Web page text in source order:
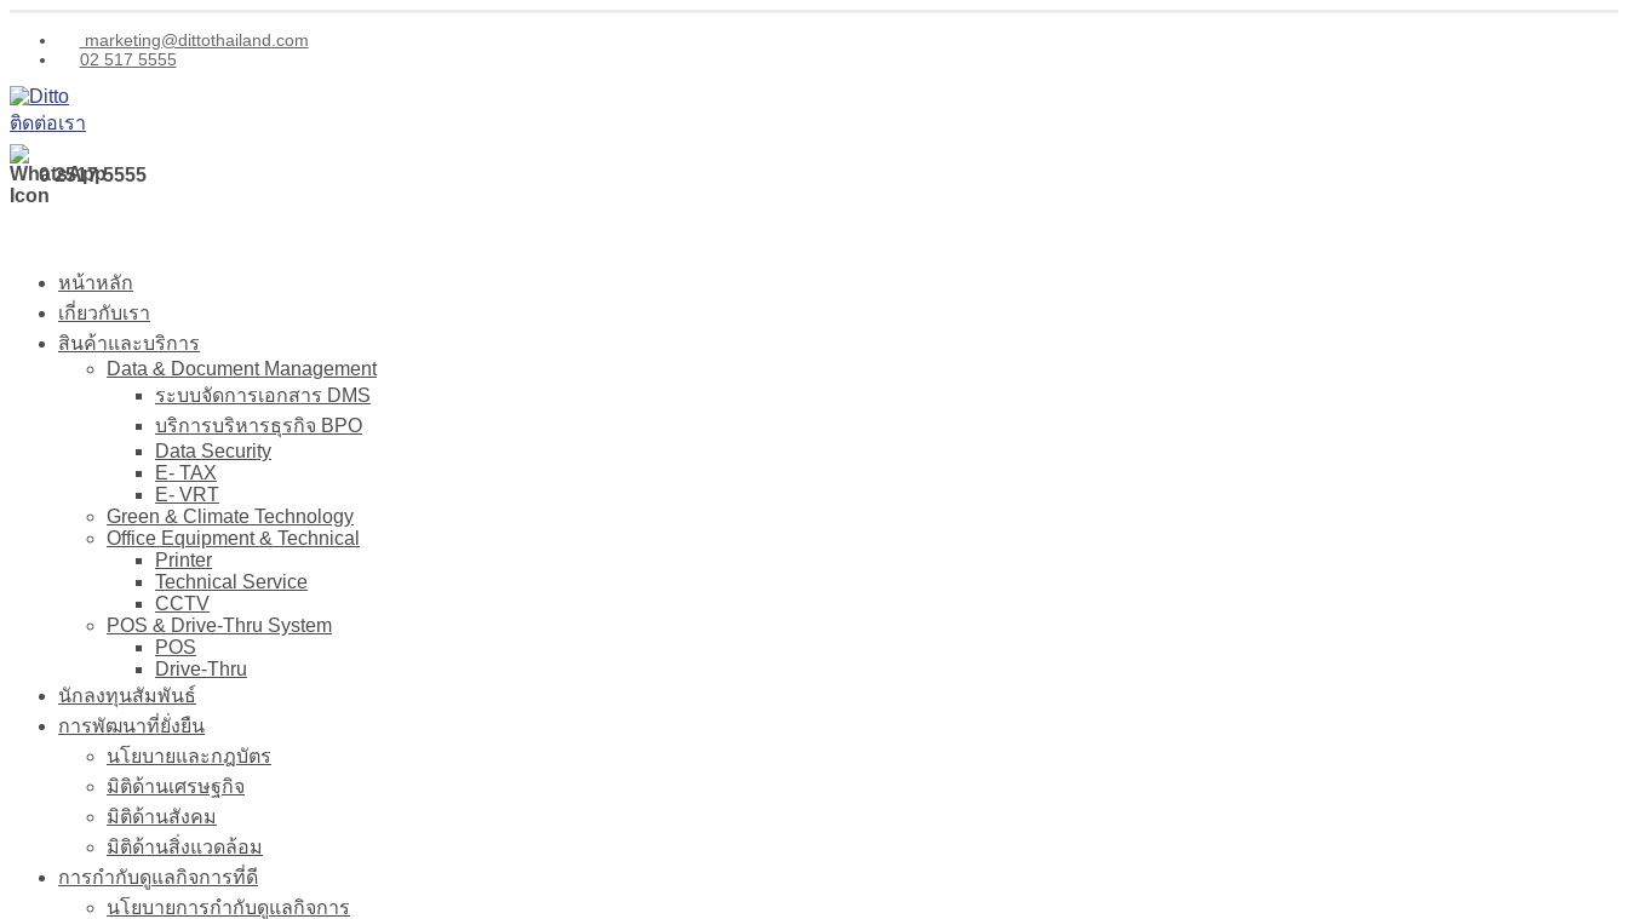
marketing@dittothailand.com
02 517 5555
ติดต่อเรา
0 2517 5555
หน้าหลัก
เกี่ยวกับเรา
สินค้าและบริการ
Data & Document Management
ระบบจัดการเอกสาร DMS
บริการบริหารธุรกิจ BPO
Data Security
E- TAX
E- VRT
Green & Climate Technology
Office Equipment & Technical
Printer
Technical Service
CCTV
POS & Drive-Thru System
POS
Drive-Thru
นักลงทุนสัมพันธ์
การพัฒนาที่ยั่งยืน
นโยบายและกฎบัตร
มิติด้านเศรษฐกิจ
มิติด้านสังคม
มิติด้านสิ่งแวดล้อม
การกำกับดูแลกิจการที่ดี
นโยบายการกำกับดูแลกิจการ